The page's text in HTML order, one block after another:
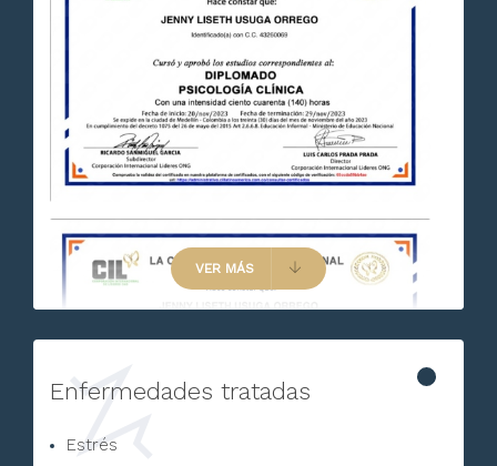
VER MÁS
Enfermedades tratadas
Estrés